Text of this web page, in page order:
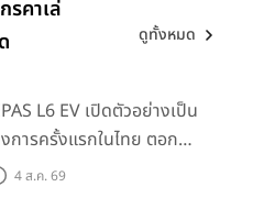
รคาเล่
ดูทั้งหมด
L6 EV เปิดตัวอย่างเป็น
การครั้งแรกในไทย ตอกย้ำ
ยทัศน์ “Drive Your
4 ส.ค. 69